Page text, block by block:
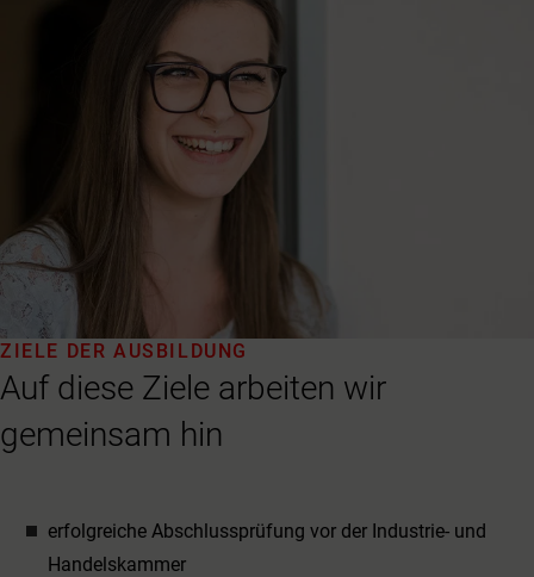
Auf diese Ziele arbeiten wir
gemeinsam hin
ZIELE DER AUSBILDUNG
erfolgreiche Abschlussprüfung vor der Industrie- und
Handelskammer